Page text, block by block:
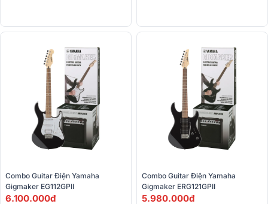
Combo Guitar Điện Yamaha
Gigmaker EG112GPII
6.100.000đ
Combo Guitar Điện Yamaha
Gigmaker ERG121GPII
5.980.000đ